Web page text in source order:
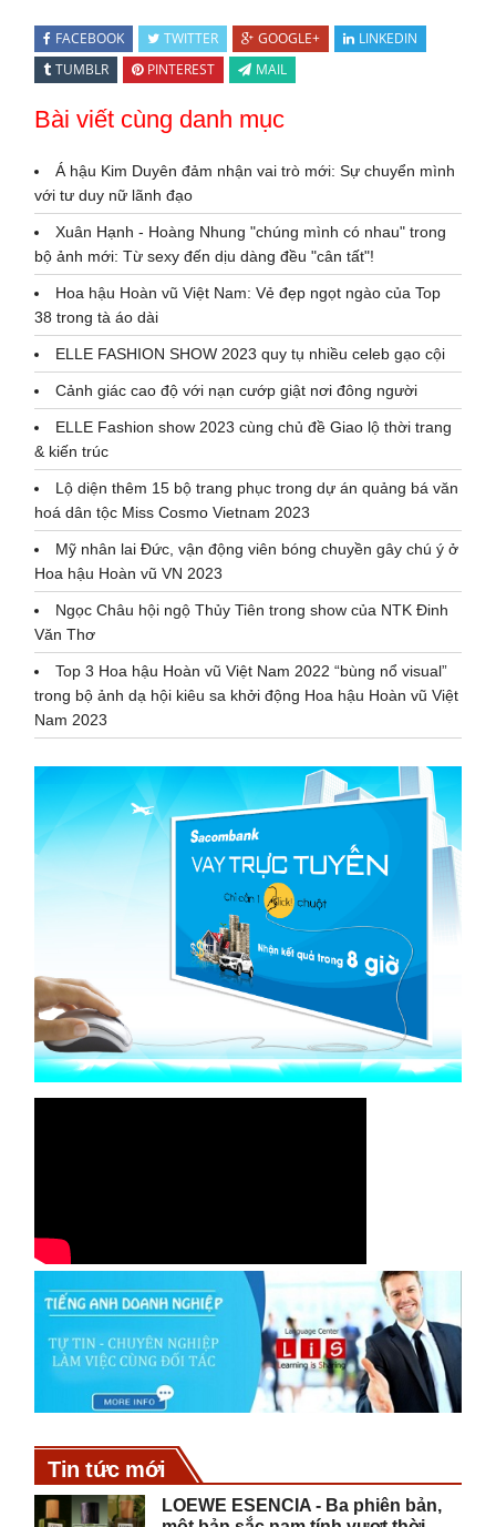
FACEBOOK TWITTER GOOGLE+
LINKEDIN
TUMBLR
PINTEREST MAIL
Bài viết cùng danh mục
Á hậu Kim Duyên đảm nhận vai trò mới: Sự chuyển mình
với tư duy nữ lãnh đạo
Xuân Hạnh - Hoàng Nhung "chúng mình có nhau" trong
bộ ảnh mới: Từ sexy đến dịu dàng đều "cân tất"!
Hoa hậu Hoàn vũ Việt Nam: Vẻ đẹp ngọt ngào của Top
38 trong tà áo dài
ELLE FASHION SHOW 2023 quy tụ nhiều celeb gạo cội
Cảnh giác cao độ với nạn cướp giật nơi đông người
ELLE Fashion show 2023 cùng chủ đề Giao lộ thời trang
& kiến trúc
Lộ diện thêm 15 bộ trang phục trong dự án quảng bá văn
hoá dân tộc Miss Cosmo Vietnam 2023
Mỹ nhân lai Đức, vận động viên bóng chuyền gây chú ý ở
Hoa hậu Hoàn vũ VN 2023
Ngọc Châu hội ngộ Thủy Tiên trong show của NTK Đinh
Văn Thơ
Top 3 Hoa hậu Hoàn vũ Việt Nam 2022 “bùng nổ visual”
trong bộ ảnh dạ hội kiêu sa khởi động Hoa hậu Hoàn vũ Việt
Nam 2023
Tin tức mới
LOEWE ESENCIA - Ba phiên bản,